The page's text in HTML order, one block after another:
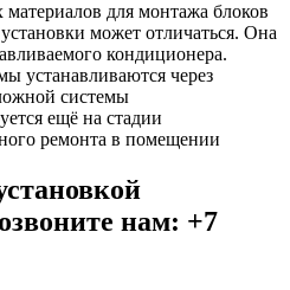
для монтажа блоков
может отличаться. Она
кондиционера.
устанавливаются через
системы
ещё на стадии
ремонта в помещении
нам: +7